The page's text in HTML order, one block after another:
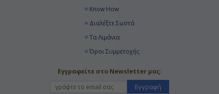
Know How
Διαλέξτε Σωστά
Τα Λιμάνια
Όροι Συμμετοχής
Εγγραφείτε στο Newsletter μας:
Εγγραφή